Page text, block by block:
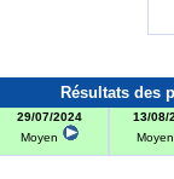
Résultats des
29/07/2024
Moyen
13/08/